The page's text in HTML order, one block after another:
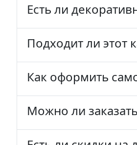
Есть ли
Подходит ли
Как оформить
Можно ли